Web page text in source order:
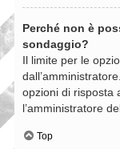
Perché non è
sondaggio?
Il limite per le
opzioni di risposta
l’amministratore
Top